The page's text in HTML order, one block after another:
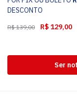
DESCONTO
R$139,00 R$ 129,00
Ser